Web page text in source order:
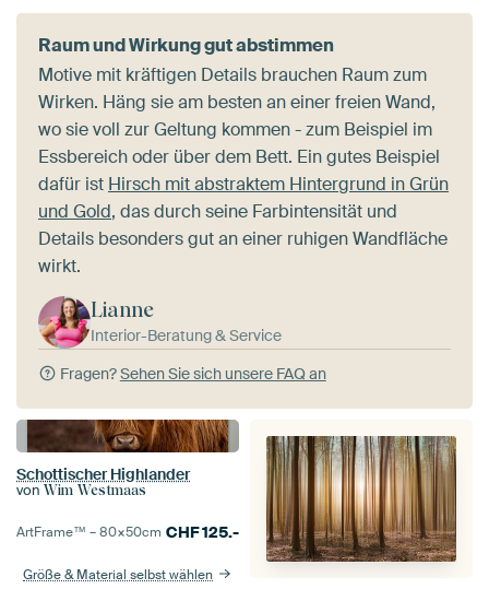
Raum und Wirkung gut abstimmen
Motive mit kräftigen Details brauchen Raum zum
Wirken. Häng sie am besten an einer freien Wand,
wo sie voll zur Geltung kommen - zum Beispiel im
Essbereich oder über dem Bett. Ein gutes Beispiel
dafür ist Hirsch mit abstraktem Hintergrund in Grün
und Gold, das durch seine Farbintensität und
Details besonders gut an einer ruhigen Wandfläche
wirkt.
Lianne
Interior-Beratung & Service
Fragen?Sehen Sie sich unsere FAQ an
Schottischer Highlander
von Wim Westmaas
ArtFrame™ –80×50cm CHF125.-
Größe & Material selbst wählen